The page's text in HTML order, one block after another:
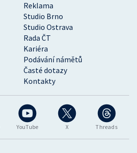
YouTube X Threads
Reklama
Studio Brno
Studio Ostrava
Rada ČT
Kariéra
Podávání námětů
Časté dotazy
Kontakty